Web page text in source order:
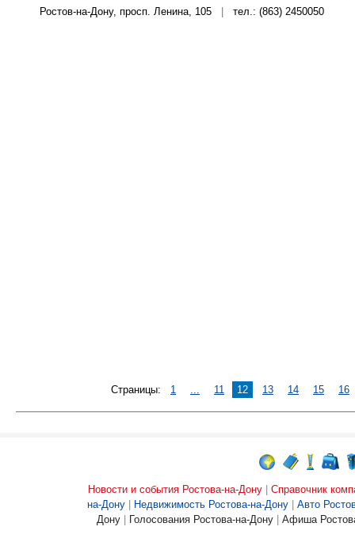
Ростов-на-Дону, просп. Ленина, 105 тел.: (863) 2450050
Страницы: 1 ... 11 12 13 14 15 16
Новости и события Ростова-на-Дону
Справочник
на-Дону
Недвижимость Ростова-на-Дону
Авто
Дону
Голосования Ростова-на-Дону Афиша